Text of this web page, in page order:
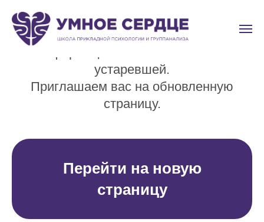
Это архивная страница.
устаревшей.
Приглашаем вас на обновленную
страницу.
Перейти на новую
страницу